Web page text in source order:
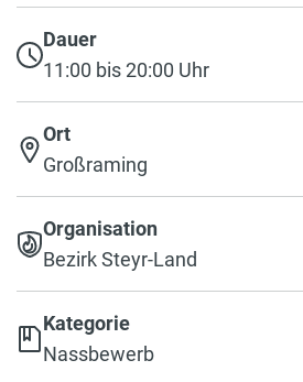
Dauer
11:00 bis 20:00 Uhr
Ort
Großraming
Organisation
Bezirk Steyr-Land
Kategorie
Nassbewerb